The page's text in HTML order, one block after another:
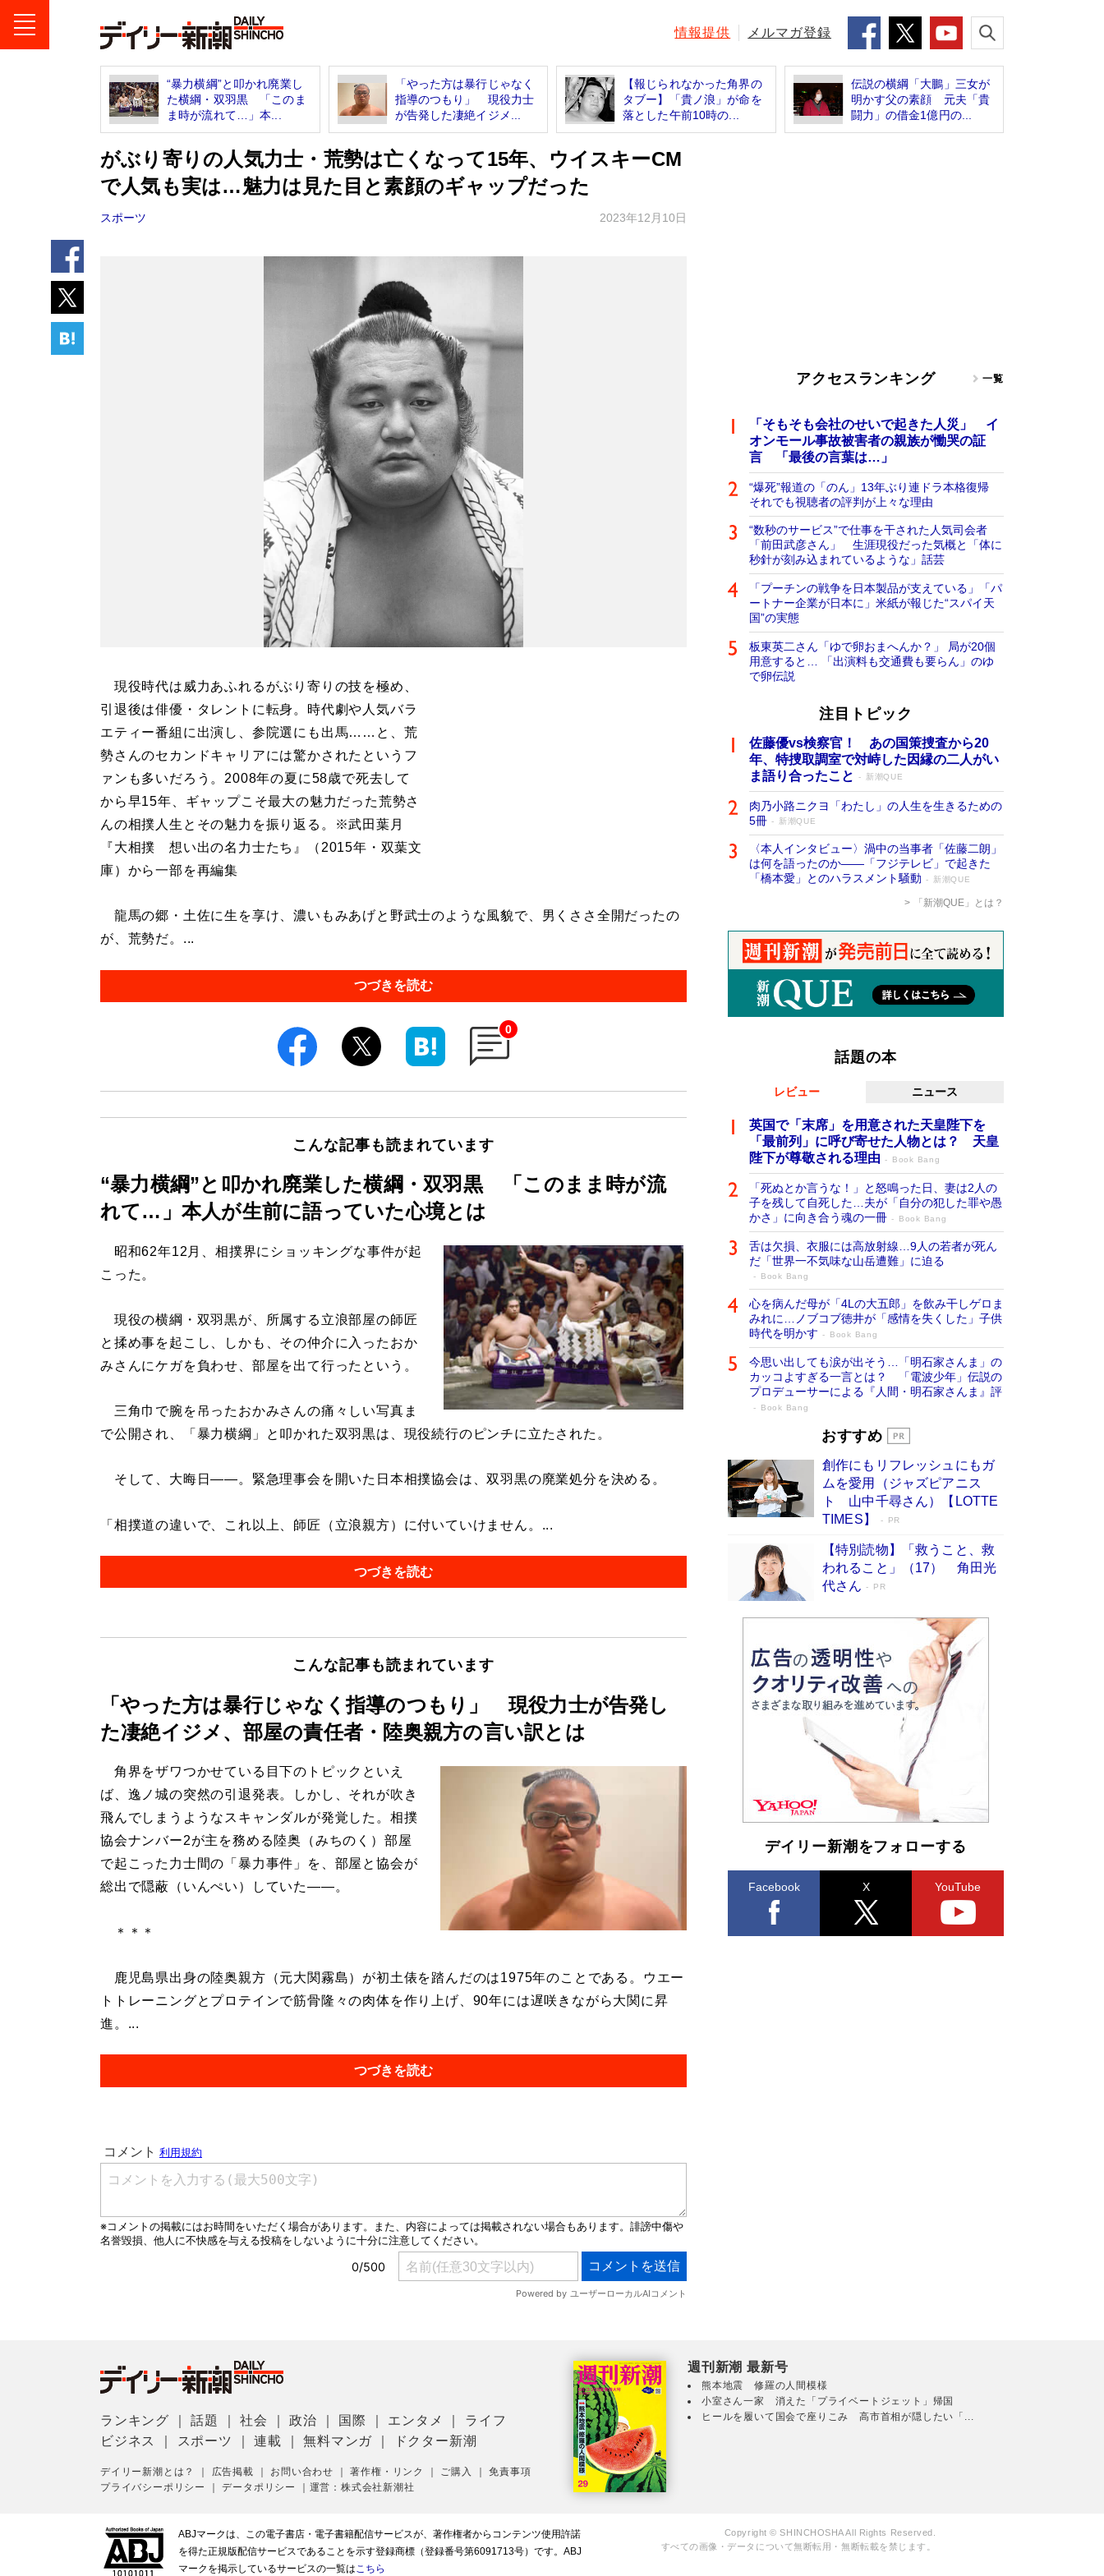
情報提供 メルマガ登録
“暴力横綱”と叩かれ廃業し
た横綱・双羽黒 「このま
ま時が流れて…」本...
「やった方は暴行じゃなく
指導のつもり」 現役力士
が告発した凄絶イジメ...
【報じられなかった角界の
タブー】「貴ノ浪」が命を
落とした午前10時の...
伝説の横綱「大鵬」三女が
明かす父の素顔 元夫「貴
闘力」の借金1億円の...
がぶり寄りの人気力士・荒勢は亡くなって15年、ウイスキーCM
で人気も実は…魅力は見た目と素顔のギャップだった
スポーツ 2023年12月10日
現役時代は威力あふれるがぶり寄りの技を極め、
引退後は俳優・タレントに転身。時代劇や人気バラ
エティー番組に出演し、参院選にも出馬……と、荒
勢さんのセカンドキャリアには驚かされたというフ
ァンも多いだろう。2008年の夏に58歳で死去して
から早15年、ギャップこそ最大の魅力だった荒勢さ
んの相撲人生とその魅力を振り返る。※武田葉月
『大相撲 想い出の名力士たち』（2015年・双葉文
庫）から一部を再編集
龍馬の郷・土佐に生を享け、濃いもみあげと野武士のような風貌で、男くささ全開だったの
が、荒勢だ。...
つづきを読む
0
こんな記事も読まれています
“暴力横綱”と叩かれ廃業した横綱・双羽黒 「このまま時が流
れて…」本人が生前に語っていた心境とは
昭和62年12月、相撲界にショッキングな事件が起
こった。
現役の横綱・双羽黒が、所属する立浪部屋の師匠
と揉め事を起こし、しかも、その仲介に入ったおか
みさんにケガを負わせ、部屋を出て行ったという。
三角巾で腕を吊ったおかみさんの痛々しい写真ま
で公開され、「暴力横綱」と叩かれた双羽黒は、現役続行のピンチに立たされた。
そして、大晦日――。緊急理事会を開いた日本相撲協会は、双羽黒の廃業処分を決める。
「相撲道の違いで、これ以上、師匠（立浪親方）に付いていけません。...
つづきを読む
こんな記事も読まれています
「やった方は暴行じゃなく指導のつもり」 現役力士が告発し
た凄絶イジメ、部屋の責任者・陸奥親方の言い訳とは
角界をザワつかせている目下のトピックといえ
ば、逸ノ城の突然の引退発表。しかし、それが吹き
飛んでしまうようなスキャンダルが発覚した。相撲
協会ナンバー2が主を務める陸奥（みちのく）部屋
で起こった力士間の「暴力事件」を、部屋と協会が
総出で隠蔽（いんぺい）していた――。
＊＊＊
鹿児島県出身の陸奥親方（元大関霧島）が初土俵を踏んだのは1975年のことである。ウエー
トトレーニングとプロテインで筋骨隆々の肉体を作り上げ、90年には遅咲きながら大関に昇
進。...
つづきを読む
アクセスランキング 一覧
「そもそも会社のせいで起きた人災」 イ
オンモール事故被害者の親族が慟哭の証
言 「最後の言葉は…」
“爆死”報道の「のん」13年ぶり連ドラ本格復帰
それでも視聴者の評判が上々な理由
“数秒のサービス”で仕事を干された人気司会者
「前田武彦さん」 生涯現役だった気概と「体に
秒針が刻み込まれているような」話芸
「プーチンの戦争を日本製品が支えている」「パ
ートナー企業が日本に」米紙が報じた“スパイ天
国”の実態
板東英二さん「ゆで卵おまへんか？」 局が20個
用意すると… 「出演料も交通費も要らん」のゆ
で卵伝説
注目トピック
佐藤優vs検察官！ あの国策捜査から20
年、特捜取調室で対峙した因縁の二人がい
ま語り合ったこと
新潮QUE
肉乃小路ニクヨ「わたし」の人生を生きるための
5冊
新潮QUE
〈本人インタビュー〉渦中の当事者「佐藤二朗」
は何を語ったのか――「フジテレビ」で起きた
「橋本愛」とのハラスメント騒動
新潮QUE
「新潮QUE」とは？
話題の本
レビュー ニュース
英国で「末席」を用意された天皇陛下を
「最前列」に呼び寄せた人物とは？ 天皇
陛下が尊敬される理由
Book Bang
「死ぬとか言うな！」と怒鳴った日、妻は2人の
子を残して自死した…夫が「自分の犯した罪や愚
かさ」に向き合う魂の一冊
Book Bang
舌は欠損、衣服には高放射線…9人の若者が死ん
だ「世界一不気味な山岳遭難」に迫る
Book Bang
心を病んだ母が「4Lの大五郎」を飲み干しゲロま
みれに…ノブコブ徳井が「感情を失くした」子供
時代を明かす
Book Bang
今思い出しても涙が出そう…「明石家さんま」の
カッコよすぎる一言とは？ 「電波少年」伝説の
プロデューサーによる『人間・明石家さんま』評
Book Bang
「宇宙兄弟」最終46巻がベストセラー1
物語に幕 特装版には「宇宙で描かれたマ
ンガ」も収録
Book Bang
美輪明宏 晩年の回答を集めた『ほほえんで生き
るための人生相談』がランクイン［エンターテイ
メントベストセラー］
Book Bang
「『火垂るの墓』は、大嘘である」原作者が抱き
続けた“自責の念”とは…「自己憐憫は描きたくな
い」監督が徹底的にこだわったこと（後編） #
戦争の記憶
Book Bang
「叱って伸びるやつは、褒めたらもっと伸びる」
俳優・高嶋政伸が家族に教わった“人を育てるコ
ツ”…芸への考え方を明かす
Book Bang
東野圭吾、伊坂幸太郎の人気シリーズ最新作どち
らも文庫化 映画化された直木賞受賞作もランク
イン［文庫ベストセラー］
Book Bang
おすすめ
創作にもリフレッシュにもガ
ムを愛用（ジャズピアニス
ト 山中千尋さん）【LOTTE
TIMES】
PR
【特別読物】「救うこと、救
われること」（17） 角田光
代さん
PR
デイリー新潮をフォローする
Facebook X YouTube
ランキング ｜話題 ｜社会 ｜政治 国際 エンタメ
ライフ
ビジネス
スポーツ ｜連載 ｜無料マンガ ドクター新潮
デイリー新潮とは？ 広告掲載 お問い合わせ ｜著作権・リンク ご購入 ｜免責事項
プライバシーポリシー
｜データポリシー 運営：株式会社新潮社
週刊新潮 最新号
熊本地震 修羅の人間模様
小室さん一家 消えた「プライベートジェット」帰国
ヒールを履いて国会で座りこみ 高市首相が隠したい「...
ABJマークは、この電子書店・電子書籍配信サービスが、著作権者からコンテンツ使用許諾
を得た正規版配信サービスであることを示す登録商標（登録番号第6091713号）です。ABJ
マークを掲示しているサービスの一覧は こちら
Copyright © SHINCHOSHA All Rights Reserved.
すべての画像・データについて無断転用・無断転載を禁じます。